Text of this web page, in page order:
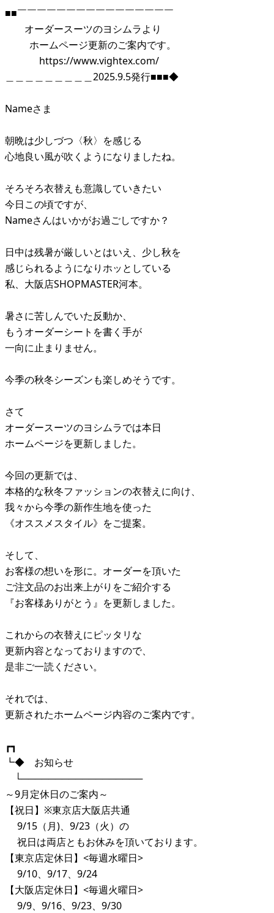
■■￣￣￣￣￣￣￣￣￣￣￣￣￣￣￣￣
オーダースーツのヨシムラより
ホームページ更新のご案内です。
https://www.vightex.com/
＿＿＿＿＿＿＿＿＿2025.9.5発行■■■◆
Nameさま
朝晩は少しづつ〈秋〉を感じる
心地良い風が吹くようになりましたね。
そろそろ衣替えも意識していきたい
今日この頃ですが、
Nameさんはいかがお過ごしですか？
日中は残暑が厳しいとはいえ、少し秋を
感じられるようになりホッとしている
私、大阪店SHOPMASTER河本。
暑さに苦しんでいた反動か、
もうオーダーシートを書く手が
一向に止まりません。
今季の秋冬シーズンも楽しめそうです。
さて
オーダースーツのヨシムラでは本日
ホームページを更新しました。
今回の更新では、
本格的な秋冬ファッションの衣替えに向け、
我々から今季の新作生地を使った
《オススメスタイル》をご提案。
そして、
お客様の想いを形に。オーダーを頂いた
ご注文品のお出来上がりをご紹介する
『お客様ありがとう』を更新しました。
これからの衣替えにピッタリな
更新内容となっておりますので、
是非ご一読ください。
それでは、
更新されたホームページ内容のご案内です。
┏┓
┗◆ お知らせ
└──────────────────
～9月定休日のご案内～
【祝日】※東京店大阪店共通
9/15（月)、9/23（火）の
祝日は両店ともお休みを頂いております。
【東京店定休日】<毎週水曜日>
9/10、9/17、9/24
【大阪店定休日】<毎週火曜日>
9/9、9/16、9/23、9/30